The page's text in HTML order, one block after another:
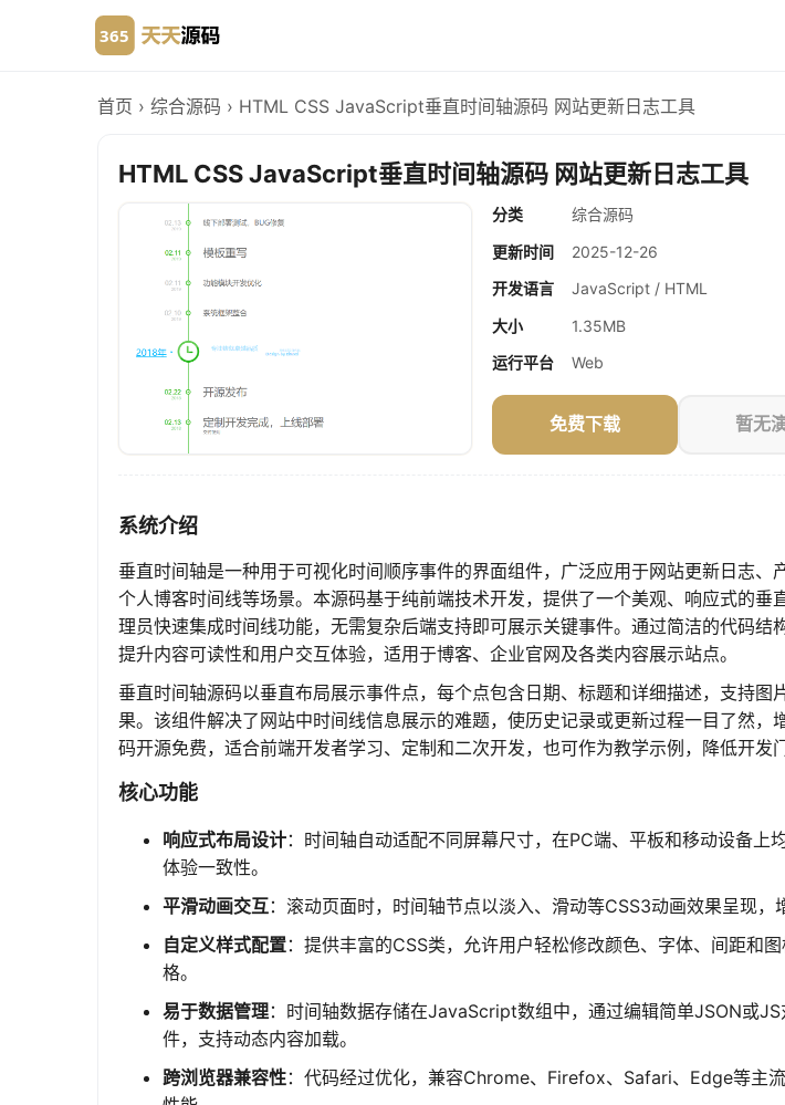
首页 › 综合源码 › HTML CSS JavaScript垂直时间轴源码 网站更新日志工具
HTML CSS JavaScript垂直时间轴源码 网站更新日志工具
分类
综合源码
更新时间
2025-12-26
开发语言
JavaScript / HTML
大小
1.35MB
运行平台
Web
免费下载 暂无
系统介绍
垂直时间轴是一种用于可视化时间顺序事件的界面组件，广泛应用于网站更新日志、
个人博客时间线等场景。本源码基于纯前端技术开发，提供了一个美观、响应式的垂
理员快速集成时间线功能，无需复杂后端支持即可展示关键事件。通过简洁的代码结
提升内容可读性和用户交互体验，适用于博客、企业官网及各类内容展示站点。
垂直时间轴源码以垂直布局展示事件点，每个点包含日期、标题和详细描述，支持图
果。该组件解决了网站中时间线信息展示的难题，使历史记录或更新过程一目了然，
码开源免费，适合前端开发者学习、定制和二次开发，也可作为教学示例，降低开发门
核心功能
响应式布局设计：时间轴自动适配不同屏幕尺寸，在PC端、平板和移动设备上
体验一致性。
平滑动画交互：滚动页面时，时间轴节点以淡入、滑动等CSS3动画效果呈现，
自定义样式配置：提供丰富的CSS类，允许用户轻松修改颜色、字体、间距和
格。
易于数据管理：时间轴数据存储在JavaScript数组中，通过编辑简单JSON或
件，支持动态内容加载。
跨浏览器兼容性：代码经过优化，兼容Chrome、Firefox、Safari、Edge等主